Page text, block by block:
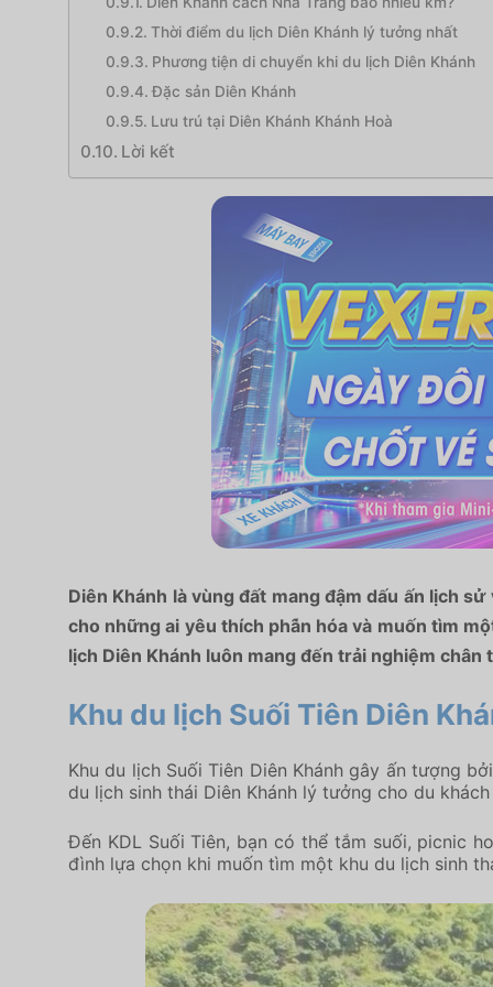
Thời điểm du lịch Diên Khánh lý tưởng nhất
Phương tiện di chuyển khi du lịch Diên Khánh
Đặc sản Diên Khánh
Lưu trú tại Diên Khánh Khánh Hoà
Lời kết
Diên Khánh là vùng đất mang đậm dấu ấn lịch
cho những ai yêu thích phá̂n hóa và muốn tìm
lịch Diên Khánh luôn mang đến trải nghiệm chân
Khu du lịch Suối Tiên Diên
Khu du lịch Suối Tiên Diên Khánh gây ấn tượng
du lịch sinh thái Diên Khánh lý tưởng cho du
Đến KDL Suối Tiên, bạn có thể tắm suối, picnic
đình lựa chọn khi muốn tìm một khu du lịch sinh